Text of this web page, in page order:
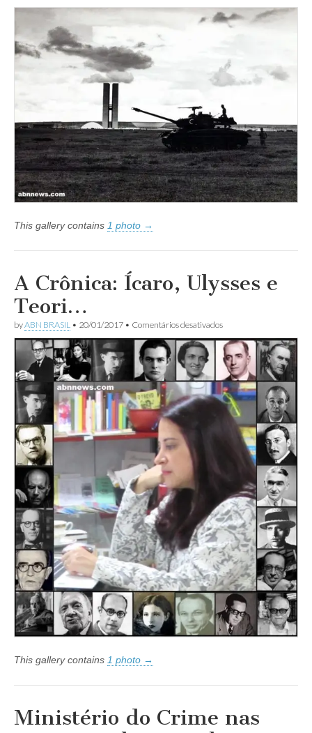
Constitucional
por
Antonio
Felício
This gallery contains 1 photo →
A Crônica: Ícaro, Ulysses e
Teori…
byABN BRASIL • 20/01/2017 • Comentários desativadosem
Crônica:
Ícaro,
Ulysses
e
Teori…
This gallery contains 1 photo →
Ministério do Crime nas